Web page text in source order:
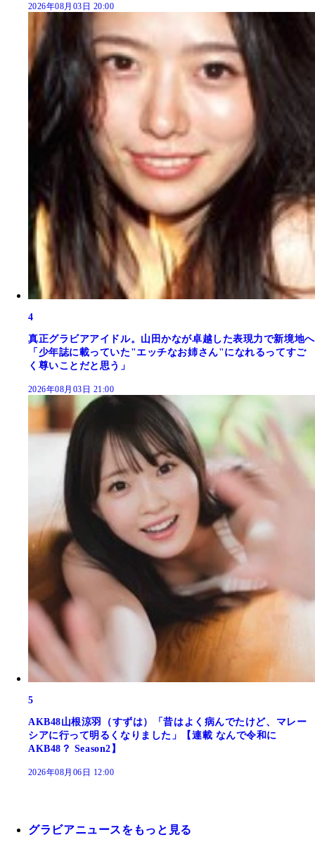
2026年08月03日 20:00
4
真正グラビアアイドル。山田かなが卓越した表現力で新境地へ
「少年誌に載っていた"エッチなお姉さん"になれるってすご
く尊いことだと思う」
2026年08月03日 21:00
5
AKB48山根涼羽（すずは）「昔はよく病んでたけど、マレー
シアに行って明るくなりました」【連載 なんで令和に
AKB48？ Season2】
2026年08月06日 12:00
グラビアニュースをもっと見る